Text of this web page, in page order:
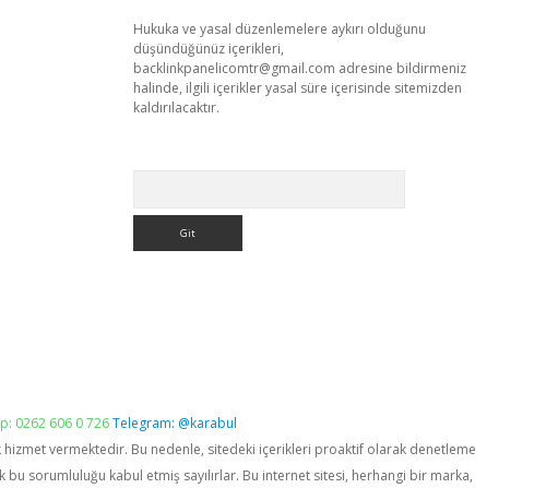
Hukuka ve yasal düzenlemelere aykırı olduğunu
düşündüğünüz içerikleri,
backlinkpanelicomtr@gmail.com adresine bildirmeniz
halinde, ilgili içerikler yasal süre içerisinde sitemizden
kaldırılacaktır.
0262 606 0 726Telegram: @karabul
hizmet vermektedir. Bu nedenle, sitedeki içerikleri proaktif olarak denetleme
sorumluluğu kabul etmiş sayılırlar. Bu internet sitesi, herhangi bir marka,